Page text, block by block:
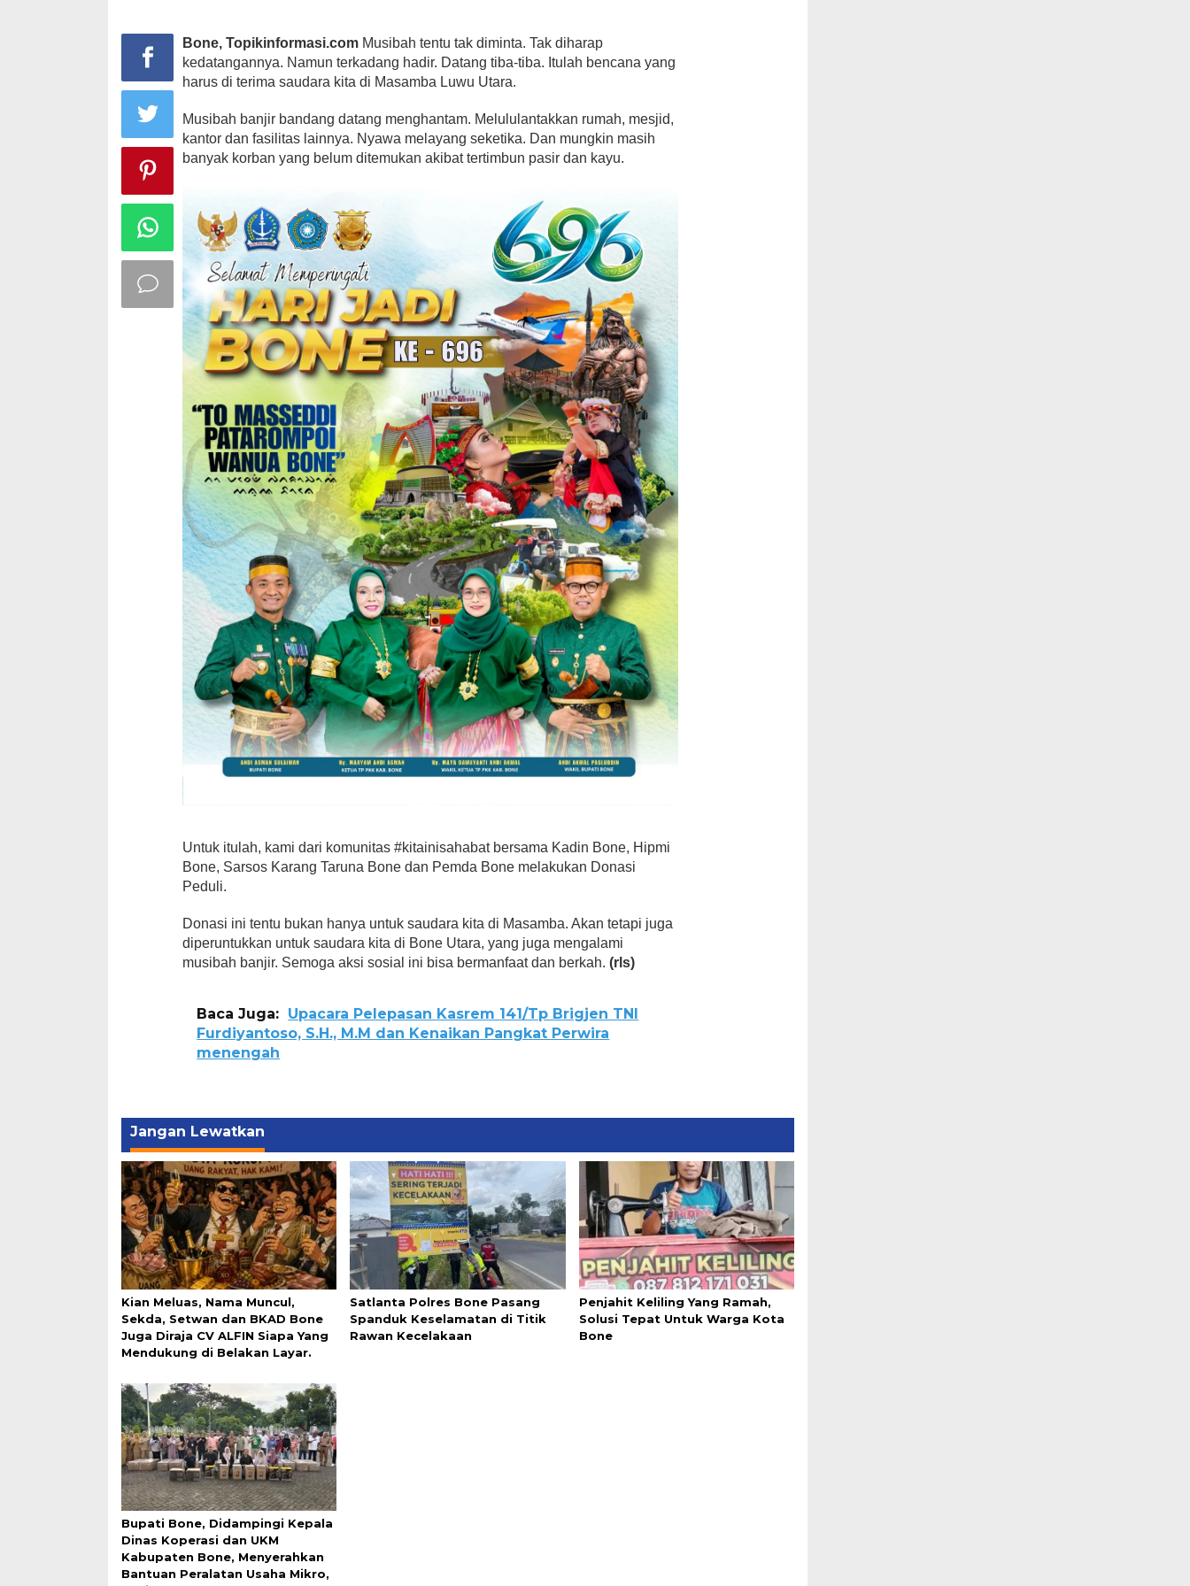
Bone, Topikinformasi.com Musibah tentu tak diminta. Tak diharap
kedatangannya. Namun terkadang hadir. Datang tiba-tiba. Itulah bencana yang
harus di terima saudara kita di Masamba Luwu Utara.
Musibah banjir bandang datang menghantam. Melululantakkan rumah, mesjid,
kantor dan fasilitas lainnya. Nyawa melayang seketika. Dan mungkin masih
banyak korban yang belum ditemukan akibat tertimbun pasir dan kayu.
Untuk itulah, kami dari komunitas #kitainisahabat bersama Kadin Bone, Hipmi
Bone, Sarsos Karang Taruna Bone dan Pemda Bone melakukan Donasi
Peduli.
Donasi ini tentu bukan hanya untuk saudara kita di Masamba. Akan tetapi juga
diperuntukkan untuk saudara kita di Bone Utara, yang juga mengalami
musibah banjir. Semoga aksi sosial ini bisa bermanfaat dan berkah.(rls)
Baca Juga: Upacara Pelepasan Kasrem 141/Tp Brigjen TNI
Furdiyantoso, S.H., M.M dan Kenaikan Pangkat Perwira
menengah
Jangan Lewatkan
Kian Meluas, Nama Muncul,
Sekda, Setwan dan BKAD Bone
Juga Diraja CV ALFIN Siapa Yang
Mendukung di Belakan Layar.
Satlanta Polres Bone Pasang
Spanduk Keselamatan di Titik
Rawan Kecelakaan
Penjahit Keliling Yang Ramah,
Solusi Tepat Untuk Warga Kota
Bone
Bupati Bone, Didampingi Kepala
Dinas Koperasi dan UKM
Kabupaten Bone, Menyerahkan
Bantuan Peralatan Usaha Mikro,